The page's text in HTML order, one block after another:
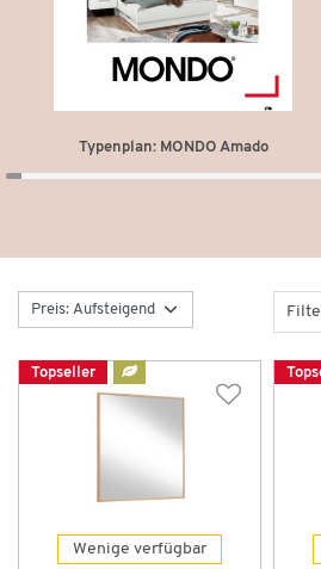
Typenplan: MONDO Amado
Topseller
Wenige verfügbar